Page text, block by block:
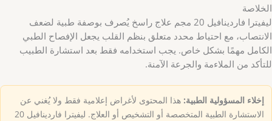
الخلاصة
ليفيترا فاردينافيل 20 مجم علاج راسخ يُصرف بوصفة طبية لضعف
الانتصاب، مع احتياط محدد متعلق بنظم القلب يجعل الإفصاح الطبي
الكامل مهمًا بشكل خاص. يجب استخدامه فقط بعد استشارة الطبيب
للتأكد من الملاءمة والجرعة الآمنة.
إخلاء المسؤولية الطبية: هذا المحتوى لأغراض إعلامية فقط ولا يُغني عن
الاستشارة الطبية المتخصصة أو التشخيص أو العلاج. ليفيترا فاردينافيل 20